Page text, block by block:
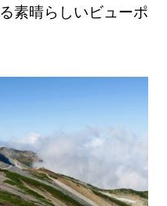
素晴らしいビューポ